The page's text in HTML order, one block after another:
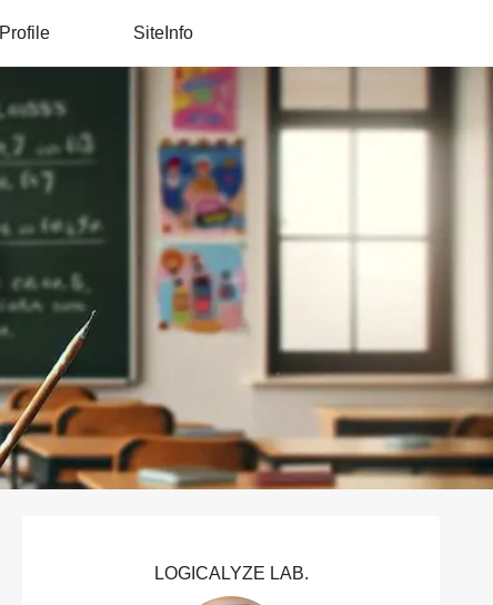
Profile SiteInfo
LOGICALYZE LAB.